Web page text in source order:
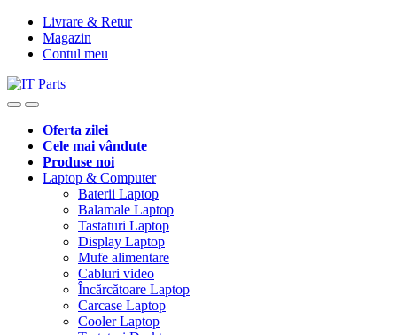
Livrare & Retur
Magazin
Contul meu
Oferta zilei
Cele mai vândute
Produse noi
Laptop & Computer
Baterii Laptop
Balamale Laptop
Tastaturi Laptop
Display Laptop
Mufe alimentare
Cabluri video
Încărcătoare Laptop
Carcase Laptop
Cooler Laptop